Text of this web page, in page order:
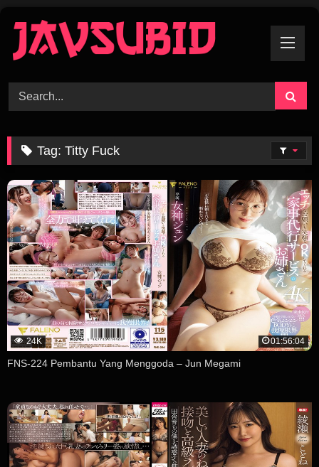
Content
Tag:Titty Fuck
24K 01:56:04
FNS-224 Pembantu Yang Menggoda – Jun Megami